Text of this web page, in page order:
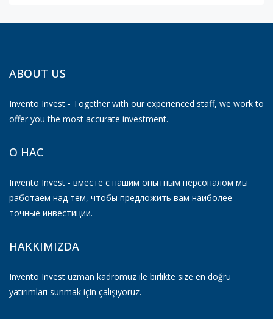
ABOUT US
Invento Invest - Together with our experienced staff, we work to
offer you the most accurate investment.
О НАС
Invento Invest - вместе с нашим опытным персоналом мы
работаем над тем, чтобы предложить вам наиболее
точные инвестиции.
HAKKIMIZDA
Invento Invest uzman kadromuz ile birlikte size en doğru
yatırımları sunmak için çalışıyoruz.